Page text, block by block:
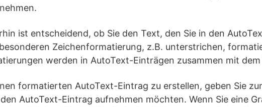
ist entscheidend, ob Sie den Text, den Sie in den
Zeichenformatierung, z.B. unterstrichen,
werden in AutoText-Einträgen zusammen mit
formatierten AutoText-Eintrag zu erstellen, geben Sie
den AutoText-Eintrag aufnehmen möchten. Wenn Sie eine